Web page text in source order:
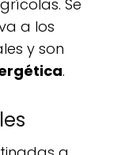
Se
a los
y son
.